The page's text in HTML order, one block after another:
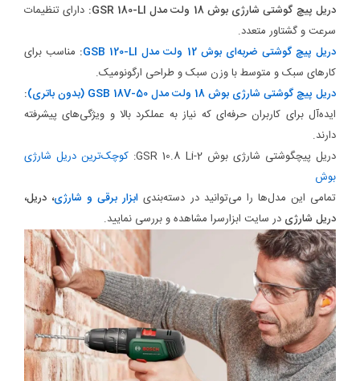
دریل پیچ گوشتی شارژی بوش 18 ولت مدل GSR 180-LI:
دارای تنظیمات
سرعت و گشتاور متعدد.
دریل پیچ گوشتی ضربه‌ای بوش 12 ولت مدل GSB 120-LI
: مناسب برای
کارهای سبک و متوسط با وزن سبک و طراحی ارگونومیک.
دریل پیچ گوشتی شارژی بوش 18 ولت مدل GSB 18V-50 (بدون باتری)
:
ایده‌آل برای کاربران حرفه‌ای که نیاز به عملکرد بالا و ویژگی‌های پیشرفته
دارند.
دریل پیچگوشتی شارژی بوش GSR 10.8 Li-2:
کوچک‌ترین دریل شارژی
بوش
تمامی این مدل‌ها را می‌توانید در دسته‌بندی ابزار برقی و شارژی، دریل،
دریل شارژی در سایت ابزارسرا مشاهده و بررسی نمایید.